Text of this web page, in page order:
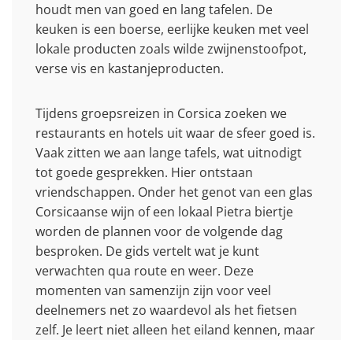
houdt men van goed en lang tafelen. De
keuken is een boerse, eerlijke keuken met veel
lokale producten zoals wilde zwijnenstoofpot,
verse vis en kastanjeproducten.
Tijdens groepsreizen in Corsica zoeken we
restaurants en hotels uit waar de sfeer goed is.
Vaak zitten we aan lange tafels, wat uitnodigt
tot goede gesprekken. Hier ontstaan
vriendschappen. Onder het genot van een glas
Corsicaanse wijn of een lokaal Pietra biertje
worden de plannen voor de volgende dag
besproken. De gids vertelt wat je kunt
verwachten qua route en weer. Deze
momenten van samenzijn zijn voor veel
deelnemers net zo waardevol als het fietsen
zelf. Je leert niet alleen het eiland kennen, maar